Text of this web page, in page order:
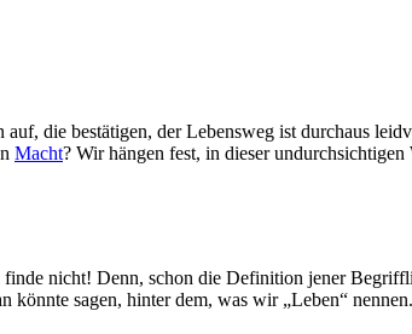
die bestätigen, der Lebensweg ist durchaus
Macht? Wir hängen fest, in dieser
nicht! Denn, schon die Definition jener
könnte sagen, hinter dem, was wir „Leben“